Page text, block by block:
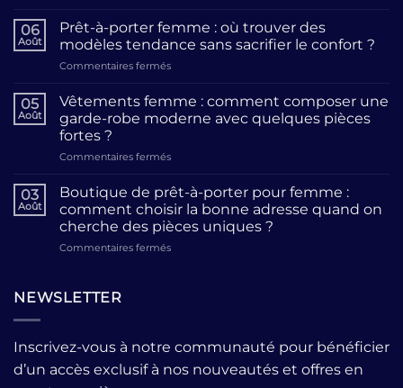
de
de
mode
comment
reconnaître
qui
tradition
et
modernité
06
Août
Prêt-à-porter femme : où trouver des
modèles tendance sans sacrifier le confort ?
Commentaires ferméssur
à-
porter
femme
où
des
modèles
tendance
sans
sacrifier
05
Août
Vêtements femme : comment composer une
garde-robe moderne avec quelques pièces
fortes ?
Commentaires ferméssur
femme
comment
composer
une
fortes
?
03
Août
Boutique de prêt-à-porter pour femme :
comment choisir la bonne adresse quand on
cherche des pièces uniques ?
Commentaires ferméssur
femme
:
NEWSLETTER
Inscrivez-vous à notre communauté pour bénéficier
d’un accès exclusif à nos nouveautés et offres en